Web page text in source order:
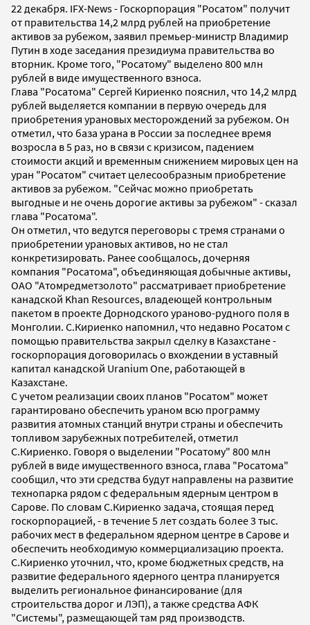
22 декабря. IFX-News - Госкорпорация "Росатом" получит
от правительства 14,2 млрд рублей на приобретение
активов за рубежом, заявил премьер-министр Владимир
Путин в ходе заседания президиума правительства во
вторник. Кроме того, "Росатому" выделено 800 млн
рублей в виде имущественного взноса.
Глава "Росатома" Сергей Кириенко пояснил, что 14,2 млрд
рублей выделяется компании в первую очередь для
приобретения урановых месторождений за рубежом. Он
отметил, что база урана в России за последнее время
возросла в 5 раз, но в связи с кризисом, падением
стоимости акций и временным снижением мировых цен на
уран "Росатом" считает целесообразным приобретение
активов за рубежом. "Сейчас можно приобретать
выгодные и не очень дорогие активы за рубежом" - сказал
глава "Росатома".
Он отметил, что ведутся переговоры с тремя странами о
приобретении урановых активов, но не стал
конкретизировать. Ранее сообщалось, дочерняя
компания "Росатома", объединяющая добычные активы,
ОАО "Атомредметзолото" рассматривает приобретение
канадской Khan Resources, владеющей контрольным
пакетом в проекте Дорнодского ураново-рудного поля в
Монголии. С.Кириенко напомнил, что недавно Росатом с
помощью правительства закрыл сделку в Казахстане -
госкорпорация договорилась о вхождении в уставный
капитал канадской Uranium One, работающей в
Казахстане.
С учетом реализации своих планов "Росатом" может
гарантировано обеспечить ураном всю программу
развития атомных станций внутри страны и обеспечить
топливом зарубежных потребителей, отметил
С.Кириенко. Говоря о выделении "Росатому" 800 млн
рублей в виде имущественного взноса, глава "Росатома"
сообщил, что эти средства будут направлены на развитие
технопарка рядом с федеральным ядерным центром в
Сарове. По словам С.Кириенко задача, стоящая перед
госкорпорацией, - в течение 5 лет создать более 3 тыс.
рабочих мест в федеральном ядерном центре в Сарове и
обеспечить необходимую коммерциализацию проекта.
С.Кириенко уточнил, что, кроме бюджетных средств, на
развитие федерального ядерного центра планируется
выделить региональное финансирование (для
строительства дорог и ЛЭП), а также средства АФК
"Системы", размещающей там ряд производств.